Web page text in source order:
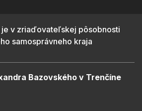
je v zriaďovateľskej pôsobnosti
samosprávneho kraja
Bazovského v Trenčíne